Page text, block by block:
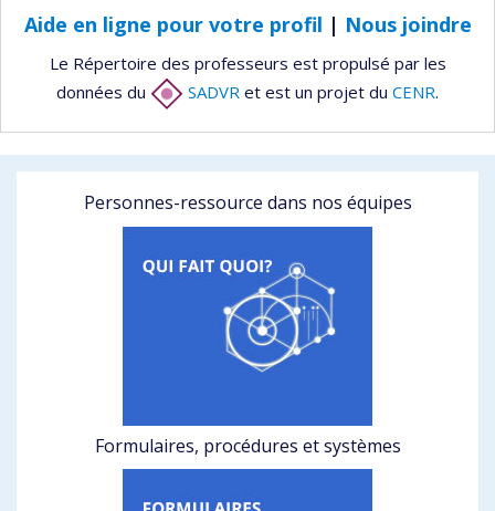
Aide en ligne pour votre profil | Nous joindre
Le Répertoire des professeurs est propulsé par les
données du
SADVR et est un projet du CENR.
Personnes-ressource dans nos équipes
Formulaires, procédures et systèmes